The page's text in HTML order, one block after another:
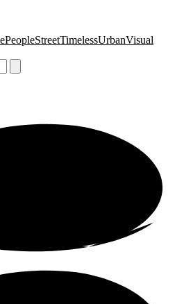
PeopleStreetTimelessUrbanVisual